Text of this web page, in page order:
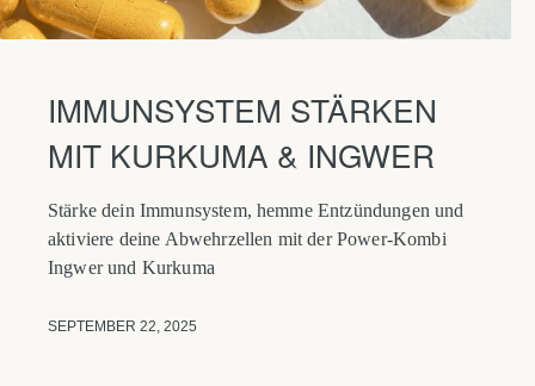
IMMUNSYSTEM STÄRKEN
MIT KURKUMA & INGWER
Stärke dein Immunsystem, hemme Entzündungen und
aktiviere deine Abwehrzellen mit der Power-Kombi
Ingwer und Kurkuma
SEPTEMBER 22, 2025